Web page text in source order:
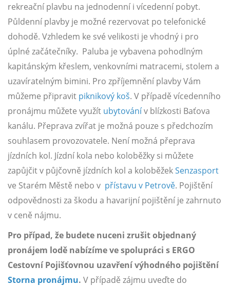
rekreační plavbu na jednodenní i vícedenní pobyt.
Půldenní plavby je možné rezervovat po telefonické
dohodě. Vzhledem ke své velikosti je vhodný i pro
úplné začátečníky. Paluba je vybavena pohodlným
kapitánským křeslem, venkovními matracemi, stolem a
uzavíratelným bimini. Pro zpříjemnění plavby Vám
můžeme připravit piknikový koš. V případě vícedenního
pronájmu můžete využít ubytovánív blízkosti Baťova
kanálu. Přeprava zvířat je možná pouze s předchozím
souhlasem provozovatele. Není možná přeprava
jízdních kol. Jízdní kola nebo koloběžky si můžete
zapůjčit v půjčovně jízdních kol a koloběžekSenzasport
ve Starém Městě nebo v přístavu v Petrově. Pojištění
odpovědnosti za škodu a havarijní pojištění je zahrnuto
v ceně nájmu.
Pro případ, že budete nuceni zrušit objednaný
pronájem lodě nabízíme ve spolupráci s ERGO
Cestovní Pojišťovnou uzavření výhodného pojištění
Storna pronájmu. V případě zájmu uveďte do